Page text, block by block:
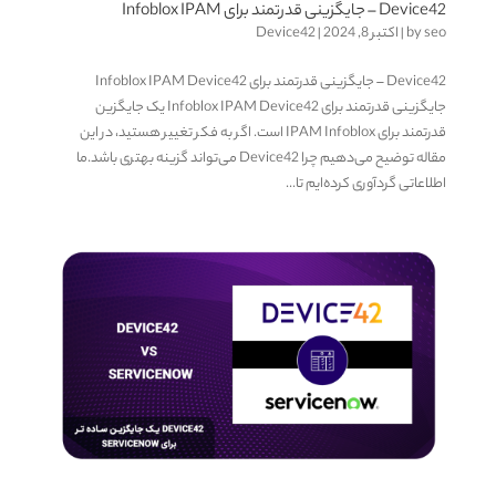
Device42 – جایگزینی قدرتمند برای Infoblox IPAM
byseo
|اکتبر 8, 2024 |
Device42
Device42 – جایگزینی قدرتمند برای Infoblox IPAM Device42
جایگزینی قدرتمند برای Infoblox IPAM Device42 یک جایگزین
قدرتمند برای IPAM Infoblox است. اگر به فکر تغییر هستید، در این
مقاله توضیح می‌دهیم چرا Device42 می‌تواند گزینه بهتری باشد.ما
اطلاعاتی گردآوری کرده‌ایم تا...